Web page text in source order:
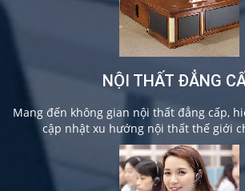
NỘI THẤT ĐẲNG
Mang đến không gian nội thất đẳng cấp,
cập nhật xu hướng nội thất thế giới